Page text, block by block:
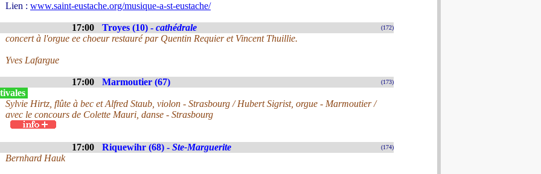
Lien : www.saint-eustache.org/musique-a-st-eustache/
17:00 Troyes (10) - cathédrale (172)
concert à l'orgue ee choeur restauré par Quentin Requier et Vincent Thuillie.
Yves Lafargue
17:00 Marmoutier (67) (173)
Sylvie Hirtz, flûte à bec et Alfred Staub, violon - Strasbourg / Hubert Sigrist, orgue - Marmoutier /
avec le concours de Colette Mauri, danse - Strasbourg
17:00 Riquewihr (68) - Ste-Marguerite (174)
Bernhard Hauk